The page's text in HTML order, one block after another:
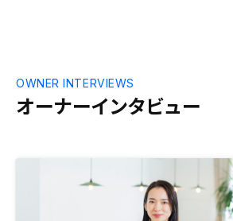
オーナーインタビュー
OWNER INTERVIEWS